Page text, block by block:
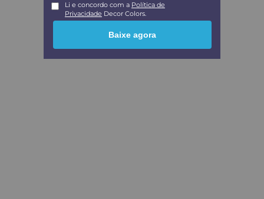
Li e concordo com a Política de
Privacidade Decor Colors.
Baixe agora